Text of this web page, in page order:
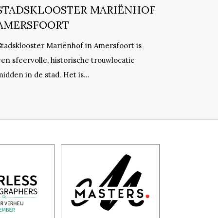
MARIËNHOF
Mariënhof in Amersfoort is
sfeervolle, historische trouwlocatie
in de stad. Het is…